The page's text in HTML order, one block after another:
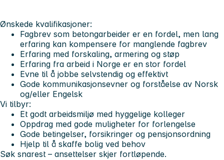
Ønskede kvalifikasjoner:
Fagbrev som betongarbeider er en fordel, men lang
erfaring kan kompensere for manglende fagbrev
Erfaring med forskaling, armering og støp
Erfaring fra arbeid i Norge er en stor fordel
Evne til å jobbe selvstendig og effektivt
Gode kommunikasjonsevner og forståelse av Norsk
og/eller Engelsk
Vi tilbyr:
Et godt arbeidsmiljø med hyggelige kolleger
Oppdrag med gode muligheter for forlengelse
Gode betingelser, forsikringer og pensjonsordning
Hjelp til å skaffe bolig ved behov
Søk snarest – ansettelser skjer fortløpende.